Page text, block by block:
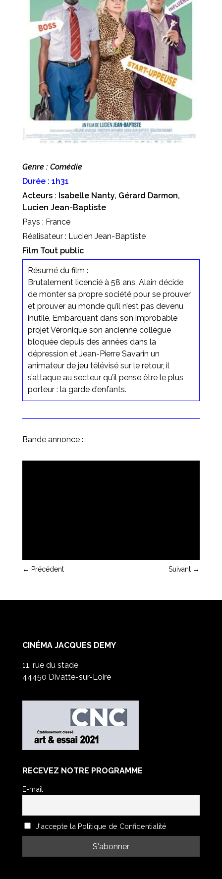
Genre : Comédie
Durée : 1h31
Acteurs : Isabelle Nanty, Gérard Darmon,
Lucien Jean-Baptiste
Pays : France
Réalisateur : Lucien Jean-Baptiste
Film Tout public
Résumé du film :
Brutalement licencié à 58 ans, Alain décide
de monter sa propre société pour se prouver
et prouver au monde qu’il n’est pas devenu
inutile. Embarquant dans son improbable
projet Véronique son ancienne collègue
bloquée depuis des années dans la
dépression et Jean-Pierre Savarin un
animateur de jeu télévisé sur le retour, il
s’attaque au secteur qu’il pense être le plus
porteur : la garde d’enfants.
Bande annonce :
← Précédent Suivant →
CINÉMA JACQUES DEMY
11, rue du stade
44450 Divatte-sur-Loire
RECEVEZ NOTRE PROGRAMME
E-mail
J'accepte la Politique de Confidentialité